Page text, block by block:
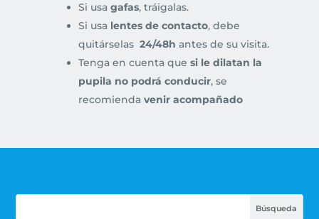
Si usa gafas, tráigalas.
Si usa lentes de contacto, debe
quitárselas 24/48h antes de su visita.
Tenga en cuenta que si le dilatan la
pupila no podrá conducir, se
recomienda venir acompañado